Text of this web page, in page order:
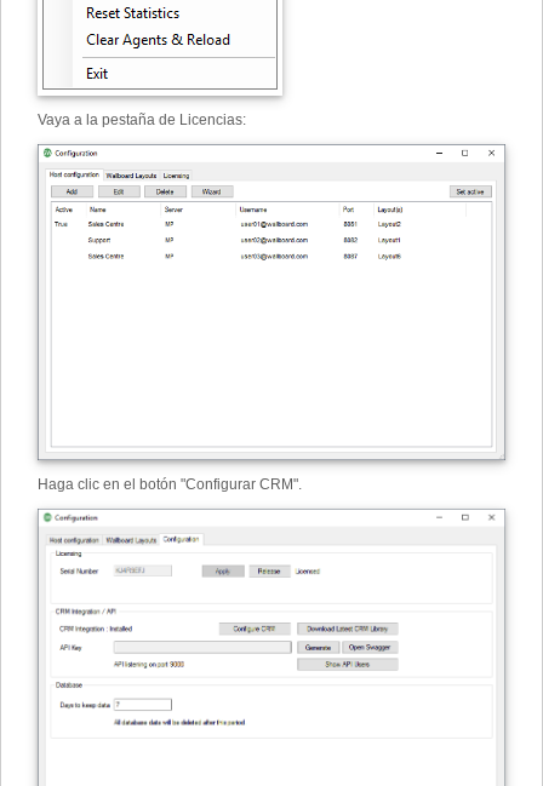
Vaya a la pestaña de Licencias:
Haga clic en el botón "Configurar CRM".